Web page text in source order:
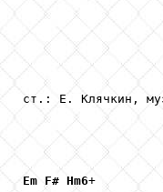
ст.: Е. Клячкин,
Em F# Hm6+